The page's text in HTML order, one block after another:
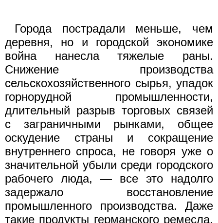
Города пострадали меньше, чем
деревня, но и городской экономике
война нанесла тяжелые раны.
Снижение производства
сельскохозяйственного сырья, упадок
горнорудной промышленности,
длительный разрыв торговых связей
с заграничными рынками, общее
оскудение страны и сокращение
внутреннего спроса, не говоря уже о
значительной убыли среди городского
рабочего люда, — все это надолго
задержало восстановление
промышленного производства. Даже
такие продукты германского ремесла,